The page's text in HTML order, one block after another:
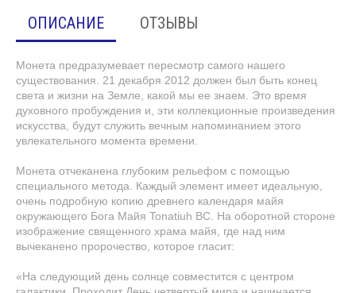
ОПИСАНИЕ ОТЗЫВЫ
Монета предразумевает пересмотр самого нашего
существования. 21 декабря 2012 должен был быть конец
света и жизни на Земле, какой мы ее знаем. Это время
духовного пробуждения и, эти коллекционные произведения
искусства, будут служить вечным напоминанием этого
увлекательного момента времени.
Монета отчеканена глубоким рельефом с помощью
специального метода. Каждый элемент имеет идеальную,
очень подробную копию древнего календаря майя
окружающего Бога Майя Tonatiuh ВС. На оборотной стороне
изображение священного храма майя, где над ним
вычеканено пророчество, которое гласит:
«На следующий день солнце совместится с центром